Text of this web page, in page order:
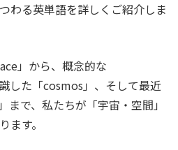
わる英単語を詳しくご紹介しま
」から、概念的な
した「cosmos」、そして最近
まで、私たちが「宇宙・空間」
ます。